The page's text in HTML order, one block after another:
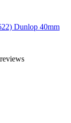
Dunlop 40mm